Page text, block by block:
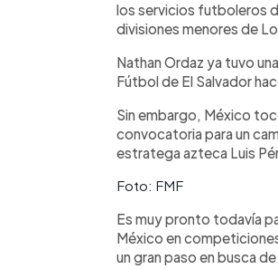
los servicios futboleros
divisiones menores de
Nathan Ordaz ya tuvo
Fútbol de El Salvador
Sin embargo, México
convocatoria para un
estratega azteca Luis
Foto: FMF
Es muy pronto todavía
México en
un gran paso en busca